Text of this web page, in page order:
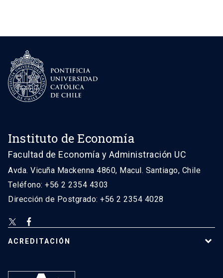
Instituto de Economía
Facultad de Economía y Administración UC
Avda. Vicuña Mackenna 4860, Macul. Santiago, Chile
Teléfono: +56 2 2354 4303
Dirección de Postgrado: +56 2 2354 4028
ACREDITACIÓN